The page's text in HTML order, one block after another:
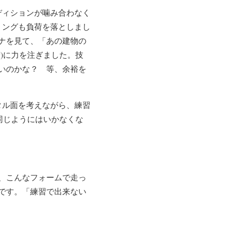
ションが噛み合わなく
グも負荷を落としまし
を見て、「あの建物の
力を注ぎました。技
のかな？ 等、余裕を
面を考えながら、練習
ようにはいかなくな
こんなフォームで走っ
す。「練習で出来ない